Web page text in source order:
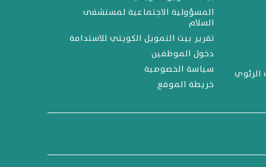
الرئوي
المسؤولية الاجتماعية لمستشفى
السلام
تقرير بيت التمويل الكويتي للاستدامة
دخول الموظفين
سياسة الخصوصية
خريطة الموقع